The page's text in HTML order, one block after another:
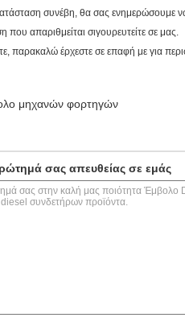
συνέβη, θα σας ενημερώσουμε
απαριθμείται σιγουρευτείτε σε μας.
παρακαλώ έρχεστε σε επαφή με για
μηχανών φορτηγών
σας απευθείας σε εμάς